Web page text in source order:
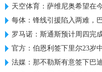
天空体育：萨维尼奥希望在
每体：锋线引援陷入两难，
罗马诺：斯通斯预计周四完
官方：伯恩利签下里尔23岁
法媒：那不勒斯有意签下巴迪